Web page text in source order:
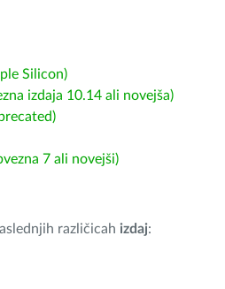
Silicon)
izdaja 10.14 ali novejša)
7 ali novejši)
različicah izdaj: